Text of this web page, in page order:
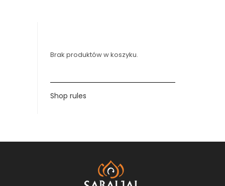
Brak produktów w koszyku.
Shop rules